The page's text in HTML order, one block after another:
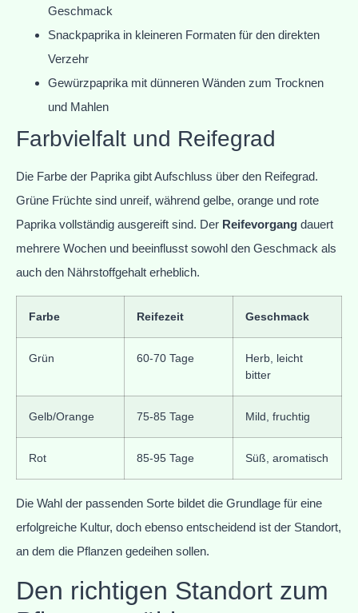
Geschmack
Snackpaprika in kleineren Formaten für den direkten
Verzehr
Gewürzpaprika mit dünneren Wänden zum Trocknen
und Mahlen
Farbvielfalt und Reifegrad
Die Farbe der Paprika gibt Aufschluss über den Reifegrad.
Grüne Früchte sind unreif, während gelbe, orange und rote
Paprika vollständig ausgereift sind. Der Reifevorgang dauert
mehrere Wochen und beeinflusst sowohl den Geschmack als
auch den Nährstoffgehalt erheblich.
Farbe Reifezeit Geschmack
Grün 60-70 Tage
Herb, leicht
bitter
Gelb/Orange 75-85 Tage Mild, fruchtig
Rot 85-95 Tage Süß, aromatisch
Die Wahl der passenden Sorte bildet die Grundlage für eine
erfolgreiche Kultur, doch ebenso entscheidend ist der Standort,
an dem die Pflanzen gedeihen sollen.
Den richtigen Standort zum